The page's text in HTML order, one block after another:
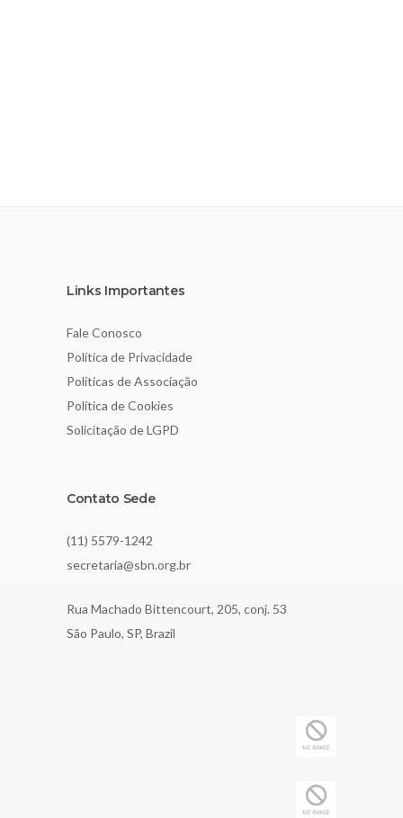
Links Importantes
Fale Conosco
Política de Privacidade
Políticas de Associação
Política de Cookies
Solicitação de LGPD
Contato Sede
(11) 5579-1242
secretaria@sbn.org.br
Rua Machado Bittencourt, 205, conj. 53
São Paulo, SP, Brazil